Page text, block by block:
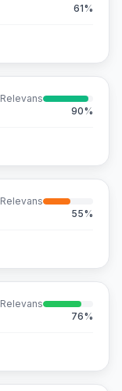
61%
Relevans
90%
Relevans
55%
Relevans
76%